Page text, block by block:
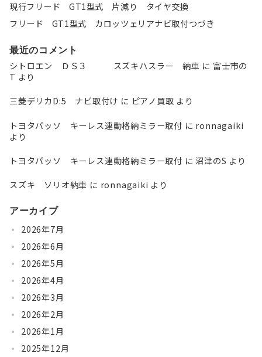
現行フリード GT1型式 片減り タイヤ交換
フリード GT1型式 カロッツェリアナビ取付つづき
最近のコメント
シトロエン ＤＳ３ スズキハスラー 納車 に 富士市の
T より
三菱デリカD:5 ナビ取付け に ピアノ買取 より
トヨタパッソ キーレス連動格納ミラー取付 に ronnagaiki
より
トヨタパッソ キーレス連動格納ミラー取付 に沼津のS より
スズキ ソリオ納車 に ronnagaiki より
アーカイブ
2026年7月
2026年6月
2026年5月
2026年4月
2026年3月
2026年2月
2026年1月
2025年12月